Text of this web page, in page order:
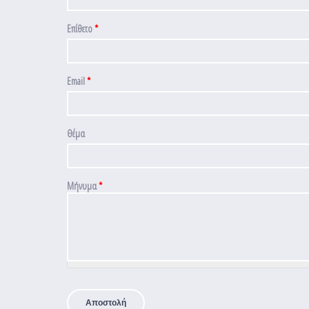
Επίθετο*
Email*
Θέμα
Μήνυμα*
This question is for testing whether or not you are a human visitor